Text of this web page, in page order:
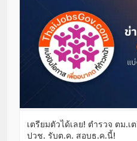
เตรียมตัวได้เลย! ตำรวจ ตม.
ปวช. รับต.ค. สอบธ.ค.นี้!